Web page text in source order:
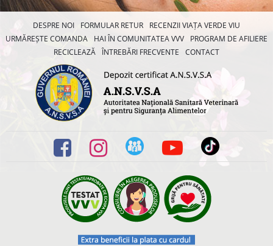
DESPRE NOI FORMULAR RETUR
RECENZII VIAȚA VERDE VIU
URMĂREȘTE COMANDA
HAI ÎN COMUNITATEA VVV
PROGRAM DE AFILIERE
RECICLEAZĂ ÎNTREBĂRI FRECVENTE CONTACT